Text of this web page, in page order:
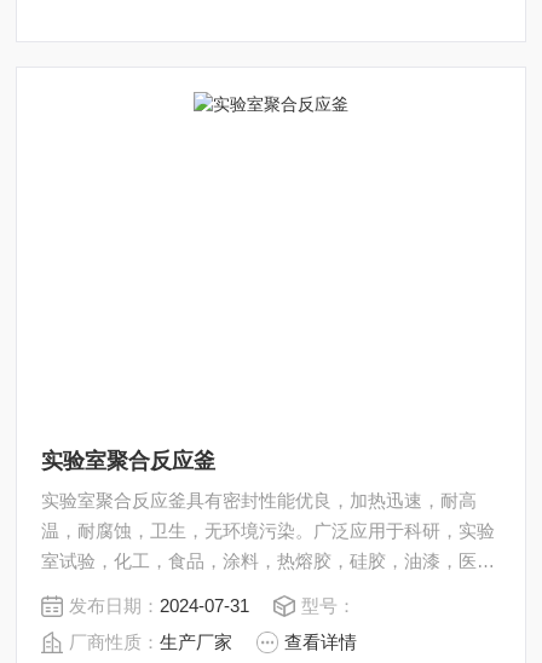
实验室聚合反应釜
实验室聚合反应釜具有密封性能优良，加热迅速，耐高
温，耐腐蚀，卫生，无环境污染。广泛应用于科研，实验
室试验，化工，食品，涂料，热熔胶，硅胶，油漆，医
药，石油化工生产中的反应，蒸发，合成，聚合，皂化，
磺化，氯化，硝化等工艺过程的压力容器。内表面采用镜
面抛光，确保卫生洁净*。所有釜均可接受客户的个性化
发布日期： 2024-07-31
型号：
厂商性质：生产厂家 查看详情